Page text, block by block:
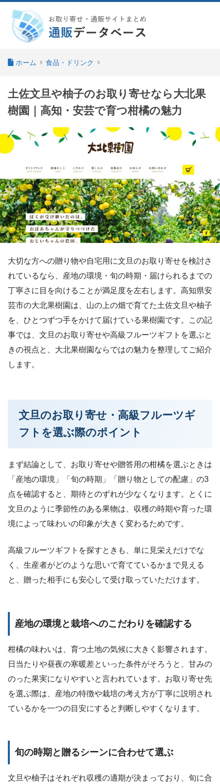
ホーム 食品・ドリンク
土佐文旦や柚子のお取り寄せなら大北果
樹園｜高知・安芸で育つ柑橘の魅力
大切な方への贈り物や自宅用に文旦のお取り寄せを検討さ
れているなら、産地の環境・旬の時期・届けられるまでの
丁寧さに目を向けることが満足度を左右します。高知県安
芸市の大北果樹園は、山の上の畑で育てた土佐文旦や柚子
を、ひとつずつ手をかけて届けている果樹園です。この記
事では、文旦のお取り寄せや高級フルーツギフトを選ぶと
きの視点と、大北果樹園ならではの魅力を整理してご紹介
します。
文旦のお取り寄せ・高級フルーツギ
フトを選ぶ際のポイント
まず結論として、お取り寄せや贈答用の柑橘を選ぶときは
「産地の環境」「旬の時期」「贈り物としての配慮」の3
点を確認すると、期待とのずれが少なくなります。とくに
文旦のように季節性のある果物は、収穫の時期や育った環
境によって味わいの印象が大きく変わるためです。
高級フルーツギフトを探すときも、単に見栄えだけでな
く、生産者がどのような思いで育てているかまで見える
と、贈った相手にも安心して受け取っていただけます。
産地の環境と栽培へのこだわりを確認する
柑橘の味わいは、育つ土地の気候に大きく影響されます。
日当たりや昼夜の寒暖差といった条件がそろうと、甘みの
のった果実になりやすいと言われています。お取り寄せ先
を選ぶ際は、産地の特徴や栽培の考え方が丁寧に説明され
ているかを一つの目安にすると判断しやすくなります。
旬の時期と贈るシーンに合わせて選ぶ
文旦や柚子はそれぞれ収穫の適期が決まっており、旬に合